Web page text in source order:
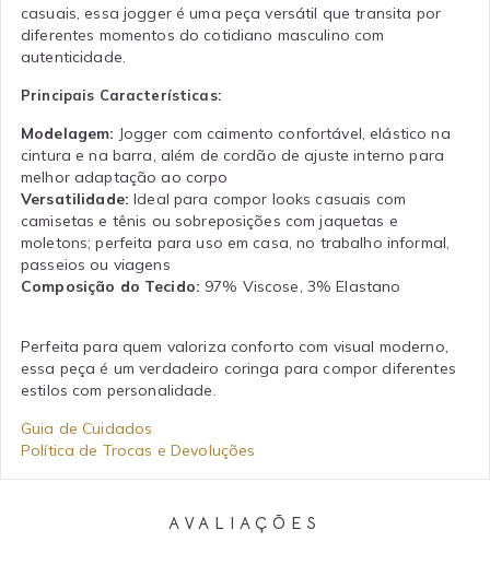
casuais, essa jogger é uma peça versátil que transita por
diferentes momentos do cotidiano masculino com
autenticidade.
Principais Características:
Modelagem: Jogger com caimento confortável, elástico na
cintura e na barra, além de cordão de ajuste interno para
melhor adaptação ao corpo
Versatilidade: Ideal para compor looks casuais com
camisetas e tênis ou sobreposições com jaquetas e
moletons; perfeita para uso em casa, no trabalho informal,
passeios ou viagens
Composição do Tecido: 97% Viscose, 3% Elastano
Perfeita para quem valoriza conforto com visual moderno,
essa peça é um verdadeiro coringa para compor diferentes
estilos com personalidade.
Guia de Cuidados
Política de Trocas e Devoluções
AVALIAÇÕES